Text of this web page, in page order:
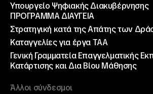
Υπουργείο Ψηφιακής Διακυβέρνησης
ΠΡΟΓΡΑΜΜΑ ΔΙΑΥΓΕΙΑ
Στρατηγική κατά της Απάτης των
Καταγγελίες για έργα ΤΑΑ
Γενική Γραμματεία Επαγγελματικής
Κατάρτισης και Δια Βίου Μάθησης
Άλλοι σύνδεσμοι